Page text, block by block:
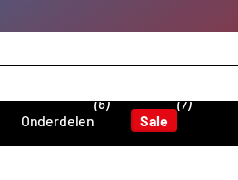
Onderdelen
(6)
Sale
(7)